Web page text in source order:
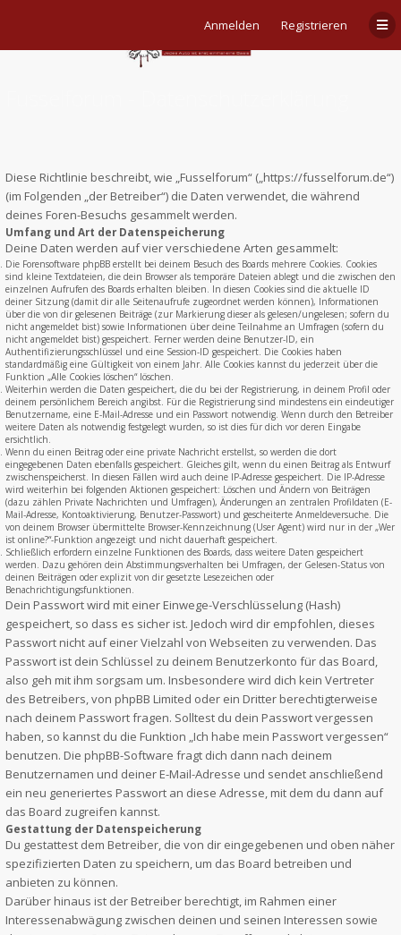
Anmelden Registrieren
Diese Richtlinie beschreibt, wie „Fusselforum“ („https://fusselforum.de“)
(im Folgenden „der Betreiber“) die Daten verwendet, die während
deines Foren-Besuchs gesammelt werden.
Umfang und Art der Datenspeicherung
Deine Daten werden auf vier verschiedene Arten gesammelt:
Die Forensoftware phpBB erstellt bei deinem Besuch des Boards mehrere Cookies. Cookies
sind kleine Textdateien, die dein Browser als temporäre Dateien ablegt und die zwischen den
einzelnen Aufrufen des Boards erhalten bleiben. In diesen Cookies sind die aktuelle ID
deiner Sitzung (damit dir alle Seitenaufrufe zugeordnet werden können), Informationen
über die von dir gelesenen Beiträge (zur Markierung dieser als gelesen/ungelesen; sofern du
nicht angemeldet bist) sowie Informationen über deine Teilnahme an Umfragen (sofern du
nicht angemeldet bist) gespeichert. Ferner werden deine Benutzer-ID, ein
Authentifizierungsschlüssel und eine Session-ID gespeichert. Die Cookies haben
standardmäßig eine Gültigkeit von einem Jahr. Alle Cookies kannst du jederzeit über die
Funktion „Alle Cookies löschen“ löschen.
Weiterhin werden die Daten gespeichert, die du bei der Registrierung, in deinem Profil oder
deinem persönlichem Bereich angibst. Für die Registrierung sind mindestens ein eindeutiger
Benutzername, eine E-Mail-Adresse und ein Passwort notwendig. Wenn durch den Betreiber
weitere Daten als notwendig festgelegt wurden, so ist dies für dich vor deren Eingabe
ersichtlich.
Wenn du einen Beitrag oder eine private Nachricht erstellst, so werden die dort
eingegebenen Daten ebenfalls gespeichert. Gleiches gilt, wenn du einen Beitrag als Entwurf
zwischenspeicherst. In diesen Fällen wird auch deine IP-Adresse gespeichert. Die IP-Adresse
wird weiterhin bei folgenden Aktionen gespeichert: Löschen und Ändern von Beiträgen
(dazu zählen Private Nachrichten und Umfragen), Änderungen an zentralen Profildaten (E-
Mail-Adresse, Kontoaktivierung, Benutzer-Passwort) und gescheiterte Anmeldeversuche. Die
von deinem Browser übermittelte Browser-Kennzeichnung (User Agent) wird nur in der „Wer
ist online?“-Funktion angezeigt und nicht dauerhaft gespeichert.
Schließlich erfordern einzelne Funktionen des Boards, dass weitere Daten gespeichert
werden. Dazu gehören dein Abstimmungsverhalten bei Umfragen, der Gelesen-Status von
deinen Beiträgen oder explizit von dir gesetzte Lesezeichen oder
Benachrichtigungsfunktionen.
Dein Passwort wird mit einer Einwege-Verschlüsselung (Hash)
gespeichert, so dass es sicher ist. Jedoch wird dir empfohlen, dieses
Passwort nicht auf einer Vielzahl von Webseiten zu verwenden. Das
Passwort ist dein Schlüssel zu deinem Benutzerkonto für das Board,
also geh mit ihm sorgsam um. Insbesondere wird dich kein Vertreter
des Betreibers, von phpBB Limited oder ein Dritter berechtigterweise
nach deinem Passwort fragen. Solltest du dein Passwort vergessen
haben, so kannst du die Funktion „Ich habe mein Passwort vergessen“
benutzen. Die phpBB-Software fragt dich dann nach deinem
Benutzernamen und deiner E-Mail-Adresse und sendet anschließend
ein neu generiertes Passwort an diese Adresse, mit dem du dann auf
das Board zugreifen kannst.
Gestattung der Datenspeicherung
Du gestattest dem Betreiber, die von dir eingegebenen und oben näher
spezifizierten Daten zu speichern, um das Board betreiben und
anbieten zu können.
Darüber hinaus ist der Betreiber berechtigt, im Rahmen einer
Interessenabwägung zwischen deinen und seinen Interessen sowie